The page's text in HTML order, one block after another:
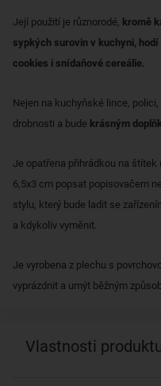
Její použití je různorodé, kromě
sypkých surovin v kuchyni,
cookies i snídaňové cereálie.
Nejen na kuchyňské lince,
drobnosti a bude krásným
Je opatřena přihrádkou na
6,5x3 cm popsat popisovačem
stylu, který bude ladit se
a kdykoliv vyměnit.
Je vyrobena z plechu s
vyprázdnit a umýt běžným
Vlastnosti